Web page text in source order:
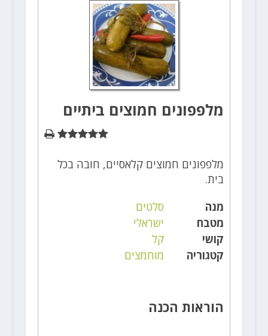
מלפפונים חמוצים ביתיים
מלפפונים חמוצים קלאסיים, חובה בכל
בית.
מנה
סלטים
מטבח
ישראלי
קושי
קל
קטגוריה
מוחמצים
הוראות הכנה